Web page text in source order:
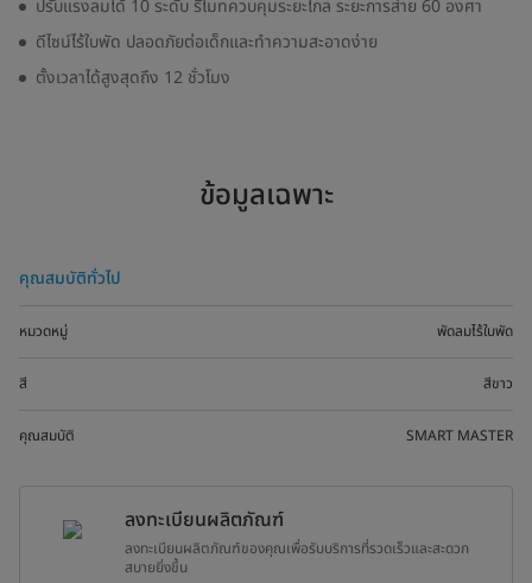
ปรับแรงลมได้ 10 ระดับ รีโมทควบคุมระยะไกล ระยะการส่าย 60 องศา
ดีไซน์ไร้ใบพัด ปลอดภัยต่อเด็กและทำความสะอาดง่าย
ตั้งเวลาได้สูงสุดถึง 12 ชั่วโมง
ข้อมูลเฉพาะ
คุณสมบัติทั่วไป
หมวดหมู่ พัดลมไร้ใบพัด
สี สีขาว
คุณสมบัติ SMART MASTER
ลงทะเบียนผลิตภัณฑ์
ลงทะเบียนผลิตภัณฑ์ของคุณเพื่อรับบริการที่รวดเร็วและสะดวก
สบายยิ่งขึ้น